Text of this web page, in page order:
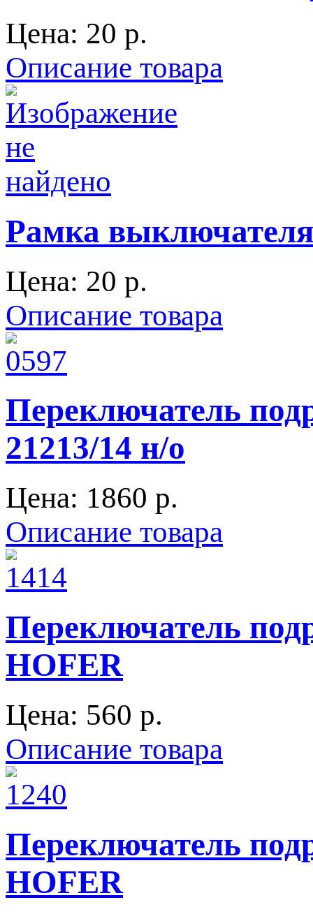
Цена: 20 p.
Описание товара
Рамка
Цена: 20 p.
Описание товара
Переключатель
21213/14 н/о
Цена: 1860 p.
Описание товара
Переключатель
HOFER
Цена: 560 p.
Описание товара
Переключатель
HOFER